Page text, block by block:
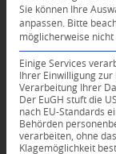
Sie können Ihre
anpassen.
Bitte
möglicherweise nicht
Einige Services
Ihrer Einwilligung
Verarbeitung Ihrer
Der EuGH stuft die
nach EU-Standards
Behörden
verarbeiten, ohne
Klagemöglichkeit